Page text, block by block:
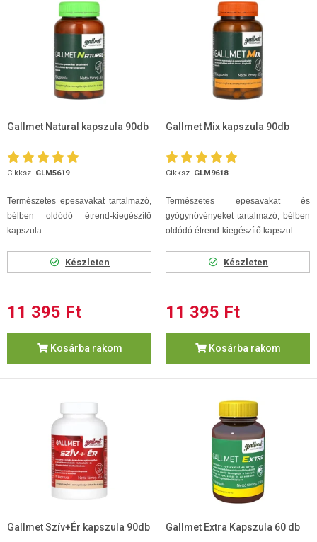
Gallmet Natural kapszula 90db
Cikksz. GLM5619
Természetes epesavakat tartalmazó,
bélben oldódó étrend-kiegészítő
kapszula.
Készleten
11 395 Ft
Kosárba rakom
Gallmet Mix kapszula 90db
Cikksz. GLM9618
Természetes epesavakat és
gyógynövényeket tartalmazó, bélben
oldódó étrend-kiegészítő kapszul...
Készleten
11 395 Ft
Kosárba rakom
Gallmet Szív+Ér kapszula 90db Gallmet Extra Kapszula 60 db